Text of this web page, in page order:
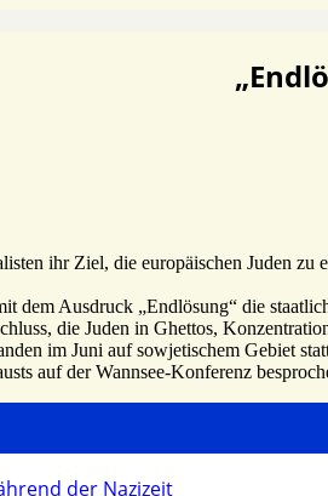
ihr Ziel, die euro­päi­schen Juden
dem Ausdruck „Endlö­sung“ die
die Juden in Ghettos,
im Juni auf sowje­ti­schem Gebiet
auf der Wannsee-Konfe­renz
der Nazi­zeit